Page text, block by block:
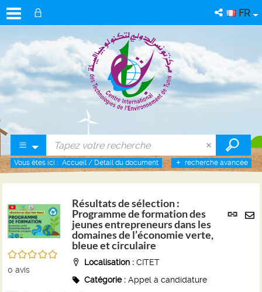
FR
recherche avancée
Vous êtes ici : Accueil / Détail du document
Lien
/5
0 avis
Résultats de sélection :
Programme de formation des
jeunes entrepreneurs dans les
domaines de l’économie verte,
bleue et circulaire
Localisation : CITET
Catégorie : Appel à candidature